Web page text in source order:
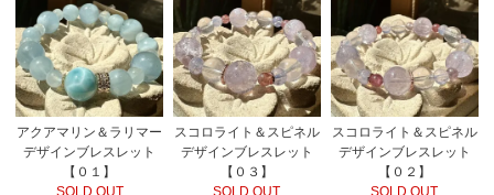
アクアマリン＆ラリマー
デザインブレスレット
【０１】
SOLD OUT
スコロライト＆スピネル
デザインブレスレット
【０３】
SOLD OUT
スコロライト＆スピネル
デザインブレスレット
【０２】
SOLD OUT